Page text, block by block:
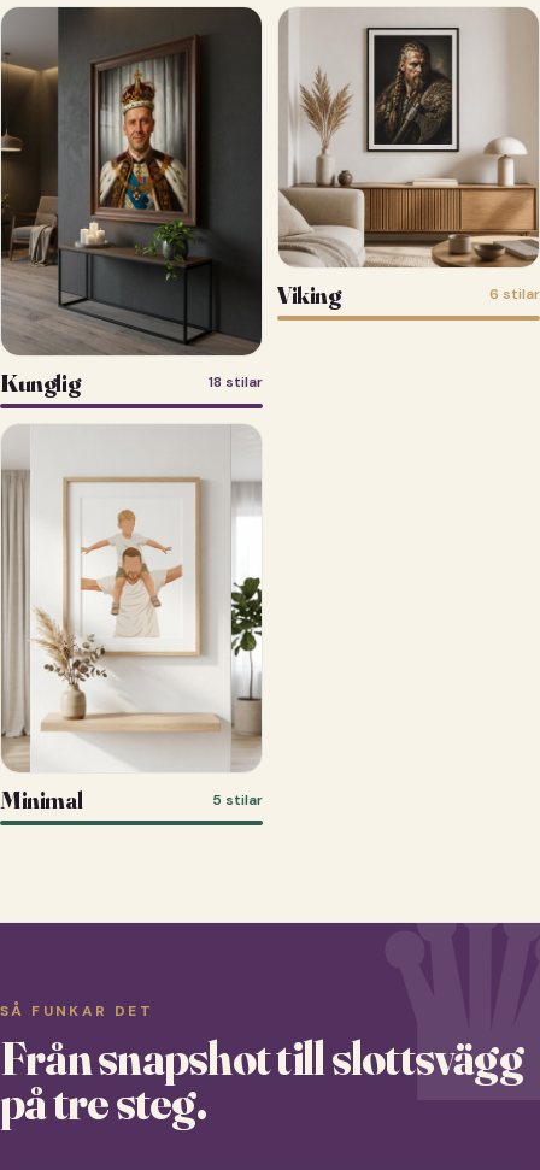
Kunglig 18 stilar
Viking 6 stilar
Minimal 5 stilar
SÅ FUNKAR DET
Från snapshot till slottsvägg
på tre steg.